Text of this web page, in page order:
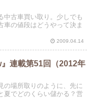
中古車買い取り。少しでも
車の値段はどうやって決ま
2009.04.14
連載第51回（2012年
の場所取りのように、先に
夏でどのくらい儲かる？営